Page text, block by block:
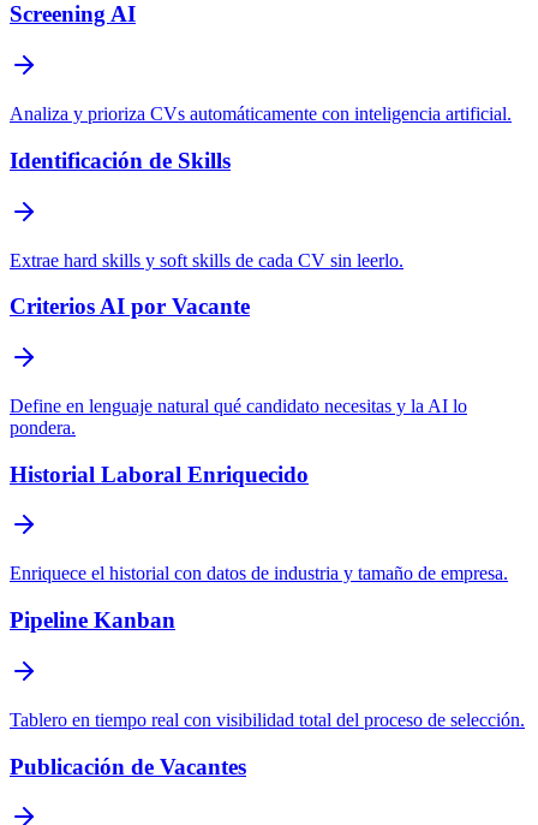
Screening AI
Analiza y prioriza CVs automáticamente con inteligencia artificial.
Identificación de Skills
Extrae hard skills y soft skills de cada CV sin leerlo.
Criterios AI por Vacante
Define en lenguaje natural qué candidato necesitas y la AI lo
pondera.
Historial Laboral Enriquecido
Enriquece el historial con datos de industria y tamaño de empresa.
Pipeline Kanban
Tablero en tiempo real con visibilidad total del proceso de selección.
Publicación de Vacantes